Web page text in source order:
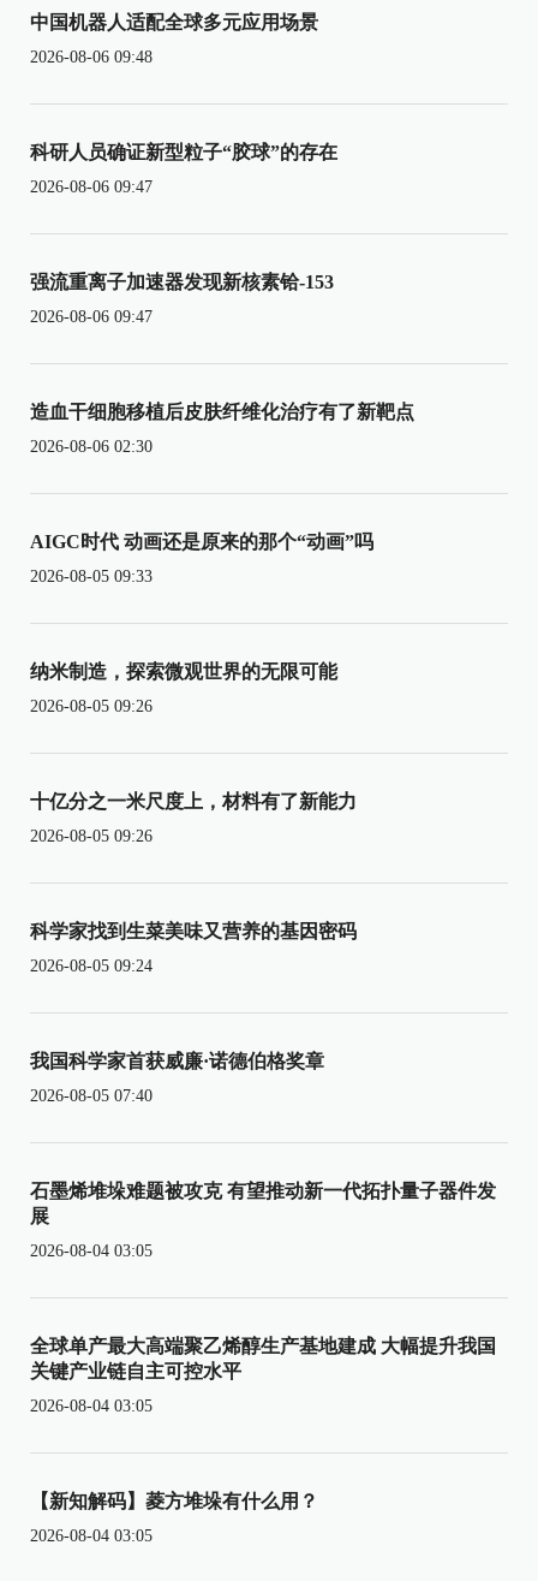
中国机器人适配全球多元应用场景
2026-08-06 09:48
科研人员确证新型粒子“胶球”的存在
2026-08-06 09:47
强流重离子加速器发现新核素铪-153
2026-08-06 09:47
造血干细胞移植后皮肤纤维化治疗有了新靶点
2026-08-06 02:30
AIGC时代 动画还是原来的那个“动画”吗
2026-08-05 09:33
纳米制造，探索微观世界的无限可能
2026-08-05 09:26
十亿分之一米尺度上，材料有了新能力
2026-08-05 09:26
科学家找到生菜美味又营养的基因密码
2026-08-05 09:24
我国科学家首获威廉·诺德伯格奖章
2026-08-05 07:40
石墨烯堆垛难题被攻克 有望推动新一代拓扑量子器件发
展
2026-08-04 03:05
全球单产最大高端聚乙烯醇生产基地建成 大幅提升我国
关键产业链自主可控水平
2026-08-04 03:05
【新知解码】菱方堆垛有什么用？
2026-08-04 03:05